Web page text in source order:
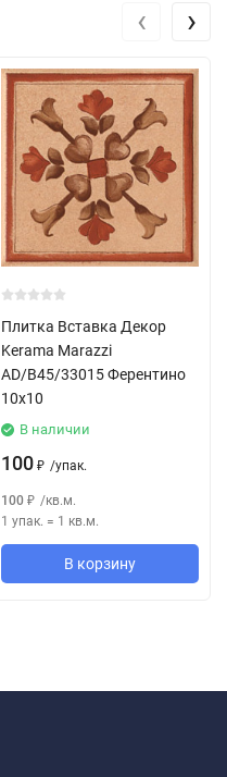
Плитка Вставка Декор
Kerama Marazzi
AD/B45/33015 Ферентино
10х10
В наличии
100 ₽ /упак.
100 ₽ /кв.м.
1 упак. = 1 кв.м.
В корзину
‹ ›